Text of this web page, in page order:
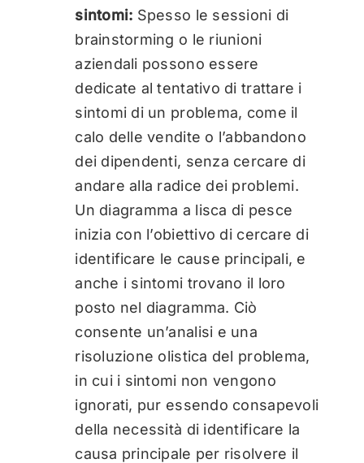
sintomi: Spesso le sessioni di
brainstorming o le riunioni
aziendali possono essere
dedicate al tentativo di trattare i
sintomi di un problema, come il
calo delle vendite o l’abbandono
dei dipendenti, senza cercare di
andare alla radice dei problemi.
Un diagramma a lisca di pesce
inizia con l’obiettivo di cercare di
identificare le cause principali, e
anche i sintomi trovano il loro
posto nel diagramma. Ciò
consente un’analisi e una
risoluzione olistica del problema,
in cui i sintomi non vengono
ignorati, pur essendo consapevoli
della necessità di identificare la
causa principale per risolvere il